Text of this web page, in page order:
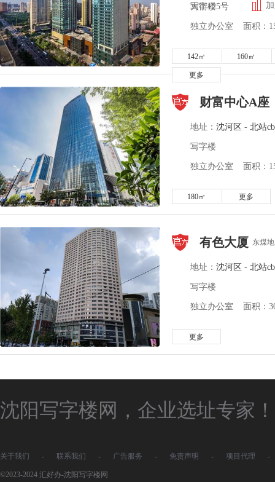
大街125号
写字楼
独立办公室 面积：
142㎡ 160㎡
更多
财富中心A座
地址： 沈河区 - 北站
写字楼
独立办公室 面积：
180㎡ 更多
有色大厦 东煤
地址： 沈河区 - 北站
写字楼
独立办公室 面积：
更多
沈阳写字楼网，企业选址专家！
关于我们 - 联系我们 - 广告服务 - 免责声明 - 项目代理 -
©2023-2024 汇好办-沈阳写字楼网